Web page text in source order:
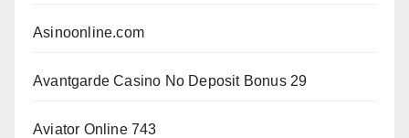
Asinoonline.com
Avantgarde Casino No Deposit Bonus 29
Aviator Online 743